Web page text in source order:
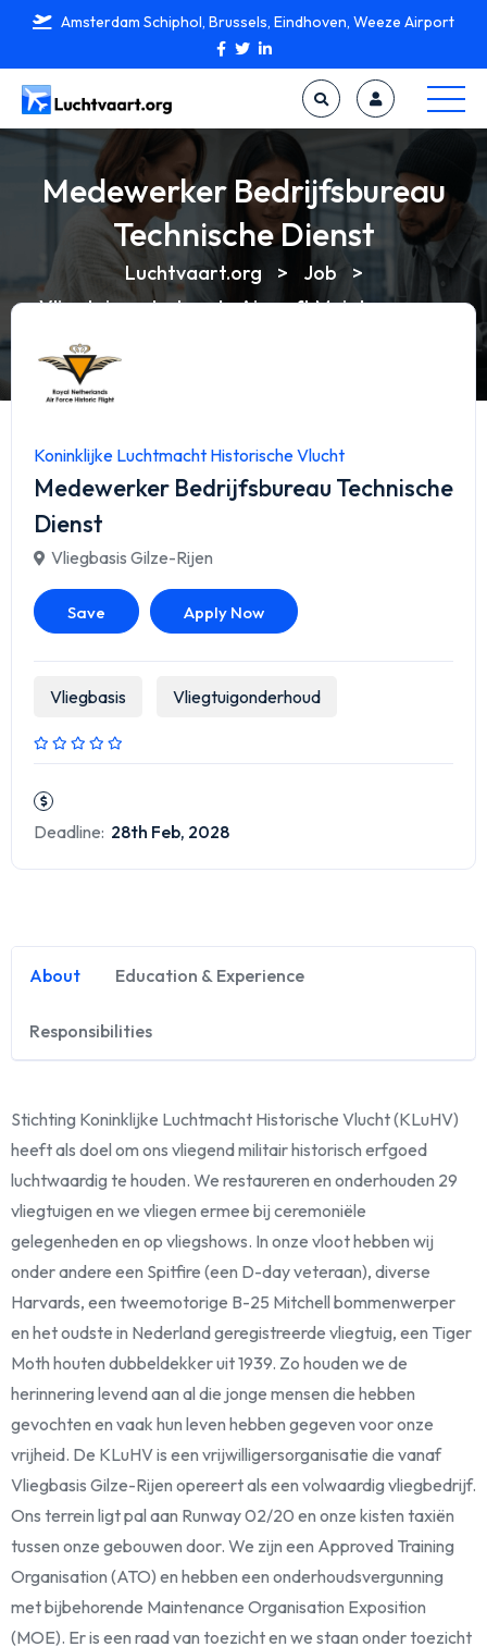
Amsterdam Schiphol, Brussels, Eindhoven, Weeze Airport
Medewerker Bedrijfsbureau
Technische Dienst
Luchtvaart.org > Job
>
Vliegtuigonderhoud - Aircraft Maintenance >
Medewerker Bedrijfsbureau Technische Dienst
Koninklijke Luchtmacht Historische Vlucht
Medewerker Bedrijfsbureau Technische
Dienst
Vliegbasis Gilze-Rijen
Save Apply Now
Vliegbasis Vliegtuigonderhoud
Deadline: 28th Feb, 2028
About Education & Experience
Responsibilities
Stichting Koninklijke Luchtmacht Historische Vlucht (KLuHV)
heeft als doel om ons vliegend militair historisch erfgoed
luchtwaardig te houden. We restaureren en onderhouden 29
vliegtuigen en we vliegen ermee bij ceremoniële
gelegenheden en op vliegshows. In onze vloot hebben wij
onder andere een Spitfire (een D-day veteraan), diverse
Harvards, een tweemotorige B-25 Mitchell bommenwerper
en het oudste in Nederland geregistreerde vliegtuig, een Tiger
Moth houten dubbeldekker uit 1939. Zo houden we de
herinnering levend aan al die jonge mensen die hebben
gevochten en vaak hun leven hebben gegeven voor onze
vrijheid. De KLuHV is een vrijwilligersorganisatie die vanaf
Vliegbasis Gilze-Rijen opereert als een volwaardig vliegbedrijf.
Ons terrein ligt pal aan Runway 02/20 en onze kisten taxiën
tussen onze gebouwen door. We zijn een Approved Training
Organisation (ATO) en hebben een onderhoudsvergunning
met bijbehorende Maintenance Organisation Exposition
(MOE). Er is een raad van toezicht en we staan onder toezicht